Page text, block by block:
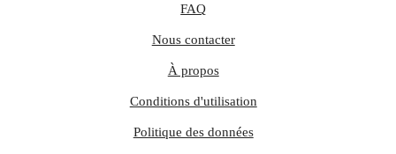
FAQ
Nous contacter
À propos
Conditions d'utilisation
Politique des données